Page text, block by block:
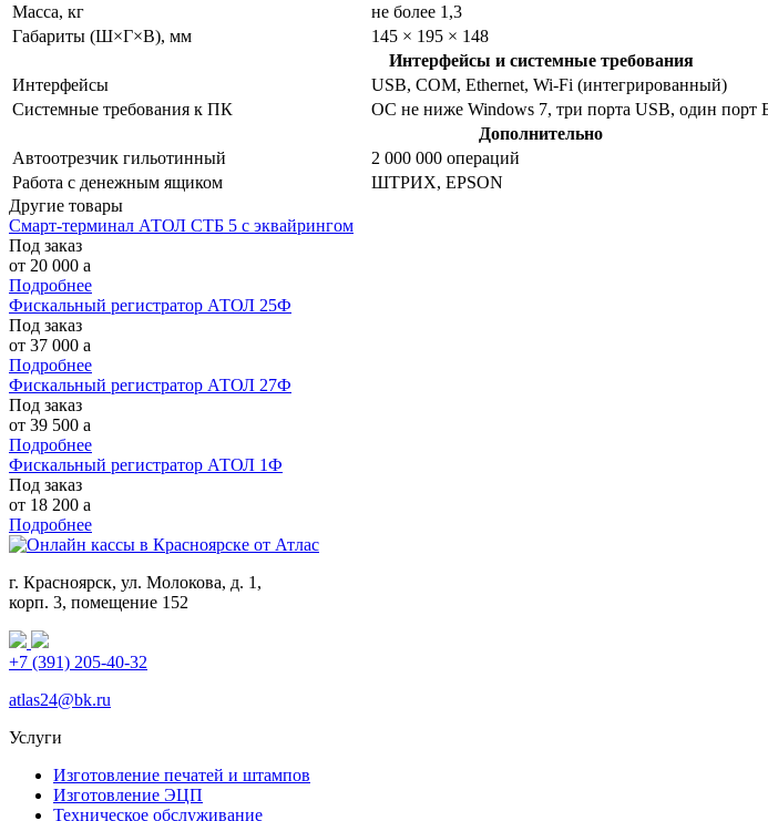
Масса, кг
не более 1,3
Габариты (Ш×Г×В), мм
145 × 195 × 148
Интерфейсы и системные требования
Интерфейсы
USB, COM, Ethernet, Wi-Fi (интегрированный)
Системные требования к ПК
ОС не ниже Windows 7, три порта USB, один порт
Дополнительно
Автоотрезчик гильотинный
2 000 000 операций
Работа с денежным ящиком
ШТРИХ, EPSON
Другие товары
Смарт-терминал АТОЛ СТБ 5 с эквайрингом
Под заказ
от 20 000 a
Подробнее
Фискальный регистратор АТОЛ 25Ф
Под заказ
от 37 000 a
Подробнее
Фискальный регистратор АТОЛ 27Ф
Под заказ
от 39 500 a
Подробнее
Фискальный регистратор АТОЛ 1Ф
Под заказ
от 18 200 a
Подробнее
г. Красноярск, ул. Молокова, д. 1,
корп. 3, помещение 152
+7 (391) 205-40-32
atlas24@bk.ru
Услуги
Изготовление печатей и штампов
Изготовление ЭЦП
Техническое обслуживание